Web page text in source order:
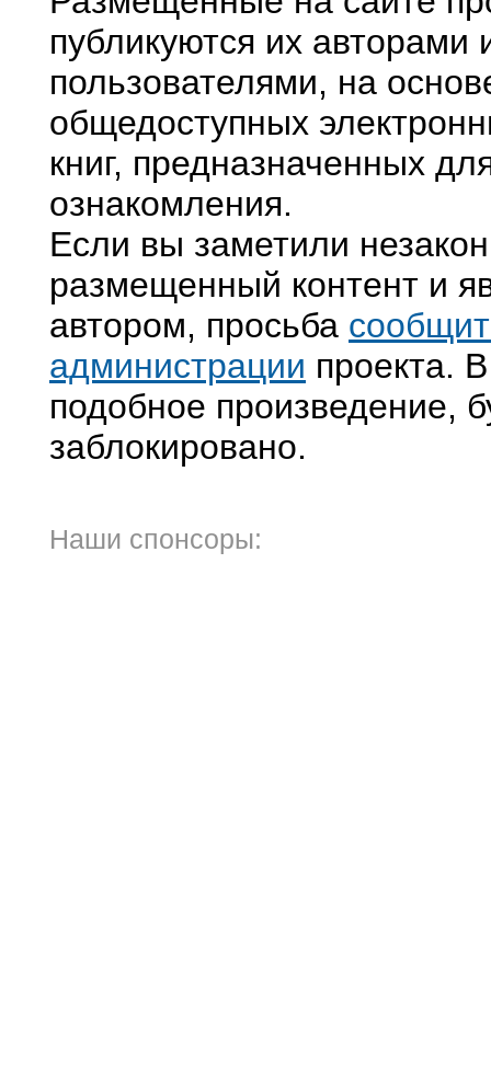
публикуются их авторами
пользователями, на
общедоступных
книг, предназначенных
ознакомления.
Если вы заметили
размещенный контент и
автором, просьба
администрации проекта.
подобное произведение,
заблокировано.
Наши спонсоры: